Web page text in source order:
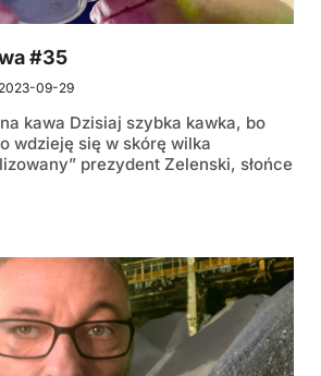
#35
2023-09-29
kawa Dzisiaj szybka kawka, bo
wdzieję się w skórę wilka
prezydent Zelenski, słońce